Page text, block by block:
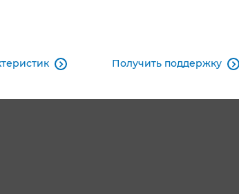
 Получить поддержку 